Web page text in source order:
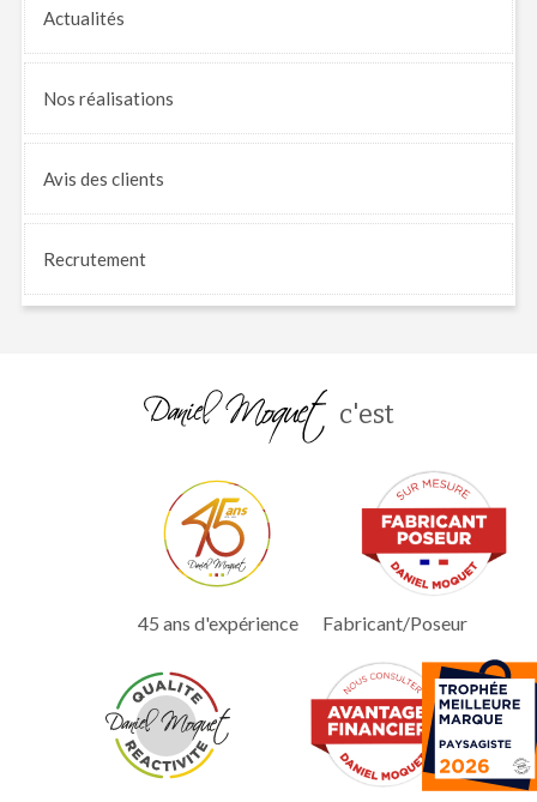
Actualités
Nos réalisations
Avis des clients
Recrutement
c'est
45 ans d'expérience Fabricant/Poseur